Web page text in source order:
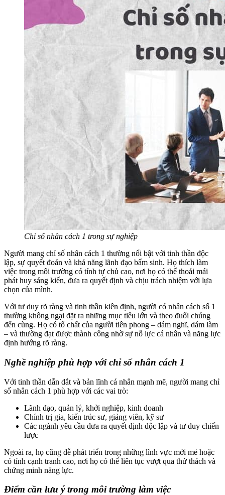
Chỉ số nhân cách 1 trong sự nghiệp
Người mang chỉ số nhân cách 1 thường nổi bật với tinh thần độc
lập, sự quyết đoán và khả năng lãnh đạo bẩm sinh. Họ thích làm
việc trong môi trường có tính tự chủ cao, nơi họ có thể thoải mái
phát huy sáng kiến, đưa ra quyết định và chịu trách nhiệm với lựa
chọn của mình.
Với tư duy rõ ràng và tinh thần kiên định, người có nhân cách số 1
thường không ngại đặt ra những mục tiêu lớn và theo đuổi chúng
đến cùng. Họ có tố chất của người tiên phong – dám nghĩ, dám làm
– và thường đạt được thành công nhờ sự nỗ lực cá nhân và năng lực
định hướng rõ ràng.
Nghề nghiệp phù hợp với chỉ số nhân cách 1
Với tinh thần dẫn dắt và bản lĩnh cá nhân mạnh mẽ, người mang chỉ
số nhân cách 1 phù hợp với các vai trò:
Lãnh đạo, quản lý, khởi nghiệp, kinh doanh
Chính trị gia, kiến trúc sư, giảng viên, kỹ sư
Các ngành yêu cầu đưa ra quyết định độc lập và tư duy chiến
lược
Ngoài ra, họ cũng dễ phát triển trong những lĩnh vực mới mẻ hoặc
có tính cạnh tranh cao, nơi họ có thể liên tục vượt qua thử thách và
chứng minh năng lực.
Điểm cần lưu ý trong môi trường làm việc